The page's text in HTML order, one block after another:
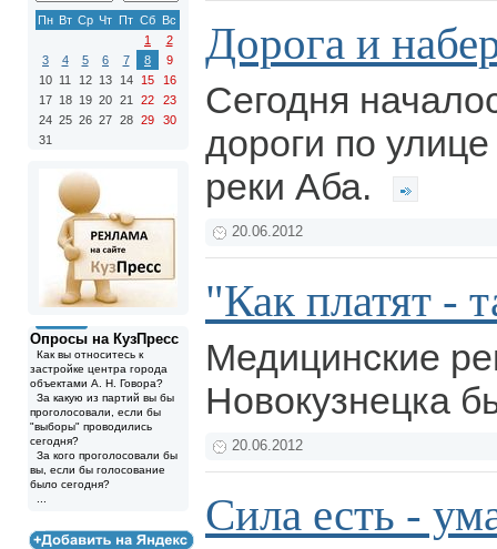
Пн Вт Ср Чт Пт Сб Вс
1
2
3
4 5 6 7 8
9
10 11 12 13 14 15
16
17 18 19 20 21 22
23
24 25 26 27 28 29
30
31
Опросы на КузПресс
Как вы относитесь к
застройке центра города
объектами А. Н. Говора?
За какую из партий вы бы
проголосовали, если бы
"выборы" проводились
сегодня?
За кого проголосовали бы
вы, если бы голосование
было сегодня?
Дорога и
Сегодня
дороги по
реки Аба.
20.06.2012
"Как платят -
Медицинские
Новокузнецка
20.06.2012
Сила есть -